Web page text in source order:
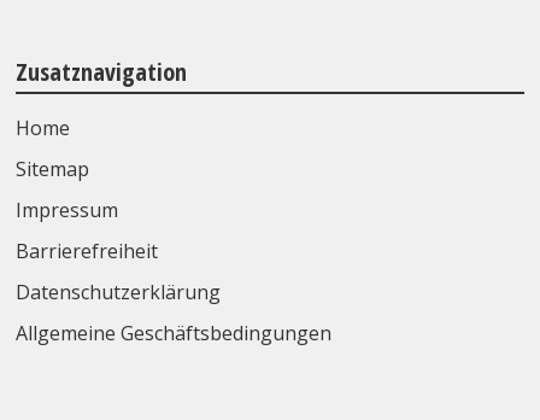
Zusatznavigation
Home
Sitemap
Impressum
Barrierefreiheit
Datenschutzerklärung
Allgemeine Geschäftsbedingungen